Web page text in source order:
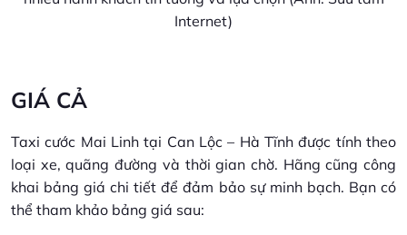
Internet)
GIÁ CẢ
Taxi cước Mai Linh tại Can Lộc – Hà Tĩnh được tính theo
loại xe, quãng đường và thời gian chờ. Hãng cũng công
khai bảng giá chi tiết để đảm bảo sự minh bạch. Bạn có
thể tham khảo bảng giá sau: